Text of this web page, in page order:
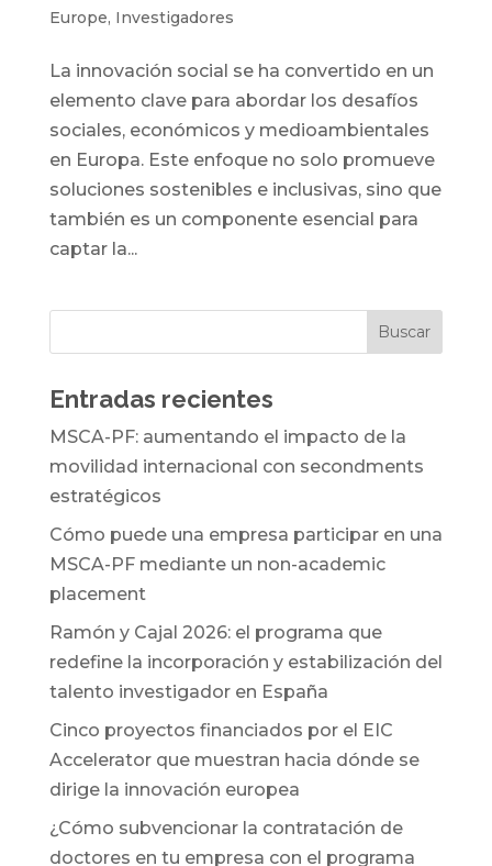
Europe, Investigadores
La innovación social se ha convertido en un
elemento clave para abordar los desafíos
sociales, económicos y medioambientales
en Europa. Este enfoque no solo promueve
soluciones sostenibles e inclusivas, sino que
también es un componente esencial para
captar la...
Entradas recientes
MSCA-PF: aumentando el impacto de la
movilidad internacional con secondments
estratégicos
Cómo puede una empresa participar en una
MSCA-PF mediante un non-academic
placement
Ramón y Cajal 2026: el programa que
redefine la incorporación y estabilización del
talento investigador en España
Cinco proyectos financiados por el EIC
Accelerator que muestran hacia dónde se
dirige la innovación europea
¿Cómo subvencionar la contratación de
doctores en tu empresa con el programa